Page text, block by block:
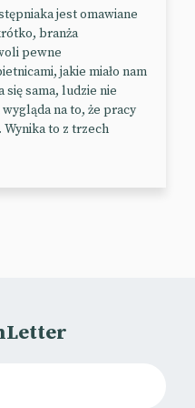
starań, by
W 2011 r. koncern
XVI hybrydowy
klasy M. Tym razem
na całość”, oferując
na placu św.
to norma. Dramaty
bo nie idzie o
jest omawiane
branża
pewne
jakie miało nam
się sama, ludzie nie
na to, że pracy
Wynika to z trzech